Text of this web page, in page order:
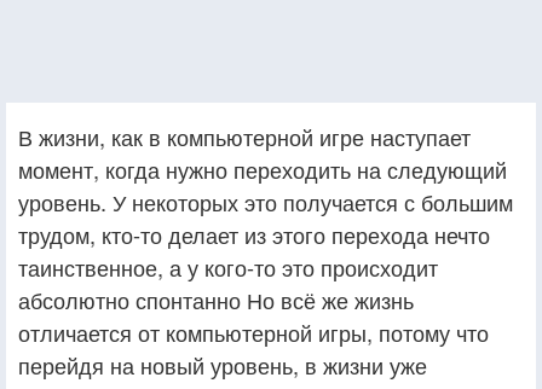
В жизни, как в компьютерной игре наступает
момент, когда нужно переходить на следующий
уровень. У некоторых это получается с большим
трудом, кто-то делает из этого перехода нечто
таинственное, а у кого-то это происходит
абсолютно спонтанно Но всё же жизнь
отличается от компьютерной игры, потому что
перейдя на новый уровень, в жизни уже